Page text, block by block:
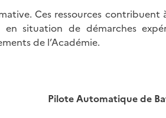
Ces ressources
en situation de démarches
de l’Académie.
Pilote Automatique de